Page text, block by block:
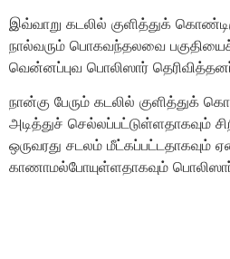
இவ்வாறு கடலில் குளித்துக்
நால்வரும் பொகவந்தலவை
வென்னப்புவ பொலிஸார்
நான்கு பேரும் கடலில் குளித்துக்
அடித்துச் செல்லப்பட்டுள்ளதாகவும்
ஒருவரது சடலம் மீட்கப்பட்டதாகவும்
காணாமல்போயுள்ளதாகவும்